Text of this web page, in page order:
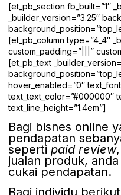
[et_pb_section fb_built=”1″
_builder_version=”3.25″
[et_pb_column type=”4_4″
custom_padding=”|||”
[et_pb_text
hover_enabled=”0″
text_text_color=”#000000″
text_line_height=”1.4em”]
Bagi bisnes online
pendapatan
seperti paid review
jualan produk,
cukai pendapatan.
Bagi individu